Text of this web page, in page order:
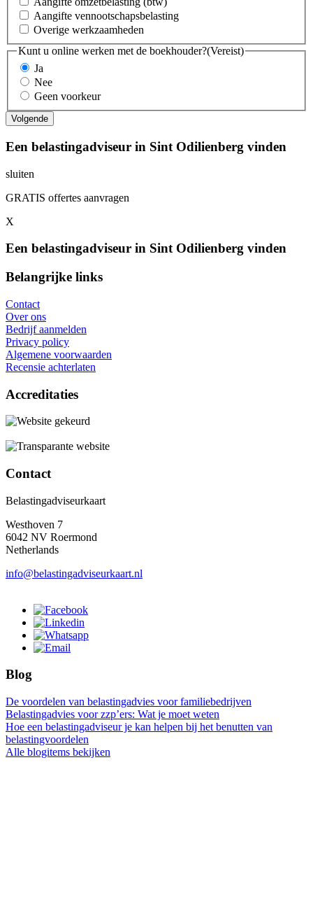
Aangifte vennootschapsbelasting
Overige werkzaamheden
Kunt u online werken met de boekhouder?(Vereist)
Ja
Nee
Geen voorkeur
Een belastingadviseur in Sint Odilienberg vinden
sluiten
GRATIS offertes aanvragen
X
Een belastingadviseur in Sint Odilienberg vinden
Belangrijke links
Contact
Over ons
Bedrijf aanmelden
Privacy policy
Algemene voorwaarden
Recensie achterlaten
Accreditaties
Contact
Belastingadviseurkaart
Westhoven 7
6042 NV Roermond
Netherlands
info@belastingadviseurkaart.nl
Blog
De voordelen van belastingadvies voor familiebedrijven
Belastingadvies voor zzp’ers: Wat je moet weten
Hoe een belastingadviseur je kan helpen bij het benutten van
belastingvoordelen
Alle blogitems bekijken